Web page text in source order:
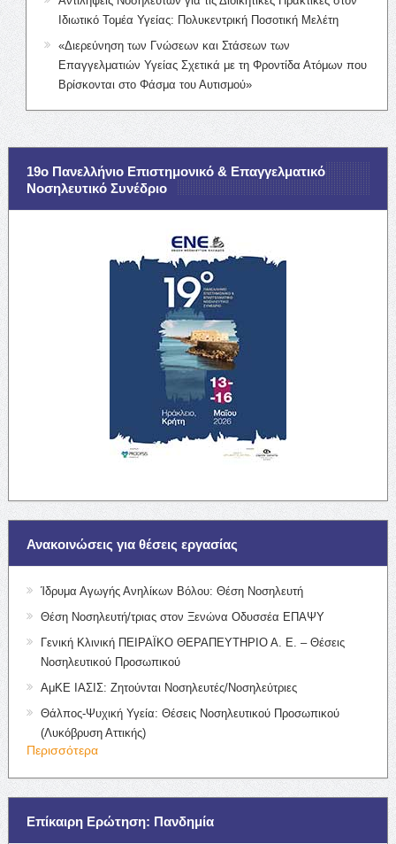
Ιδιωτικό Τομέα Υγείας: Πολυκεντρική Ποσοτική Μελέτη
«Διερεύνηση των Γνώσεων και Στάσεων των
Επαγγελματιών Υγείας Σχετικά με τη Φροντίδα Ατόμων που
Βρίσκονται στο Φάσμα του Αυτισμού»
19ο Πανελλήνιο Επιστημονικό & Επαγγελματικό
Νοσηλευτικό Συνέδριο
Ανακοινώσεις για θέσεις εργασίας
Ίδρυμα Αγωγής Ανηλίκων Βόλου: Θέση Νοσηλευτή
Θέση Νοσηλευτή/τριας στον Ξενώνα Οδυσσέα ΕΠΑΨΥ
Γενική Κλινική ΠΕΙΡΑΪΚΟ ΘΕΡΑΠΕΥΤΗΡΙΟ Α. Ε. – Θέσεις
Νοσηλευτικού Προσωπικού
ΑμΚΕ ΙΑΣΙΣ: Ζητούνται Νοσηλευτές/Νοσηλεύτριες
Θάλπος-Ψυχική Υγεία: Θέσεις Νοσηλευτικού Προσωπικού
(Λυκόβρυση Αττικής)
Περισσότερα
Επίκαιρη Ερώτηση: Πανδημία